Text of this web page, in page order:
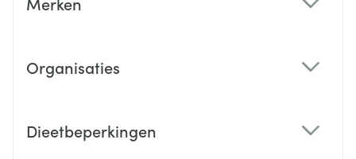
Organisaties
Dieetbeperkingen